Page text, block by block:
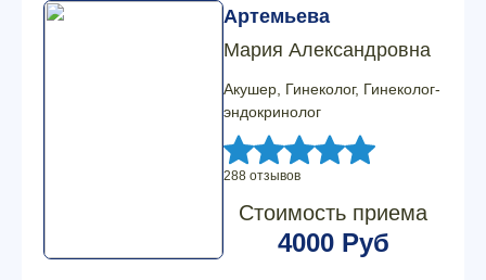
Артемьева
Мария Александровна
Акушер, Гинеколог, Гинеколог-
эндокринолог
288 отзывов
Стоимость приема
4000 Руб